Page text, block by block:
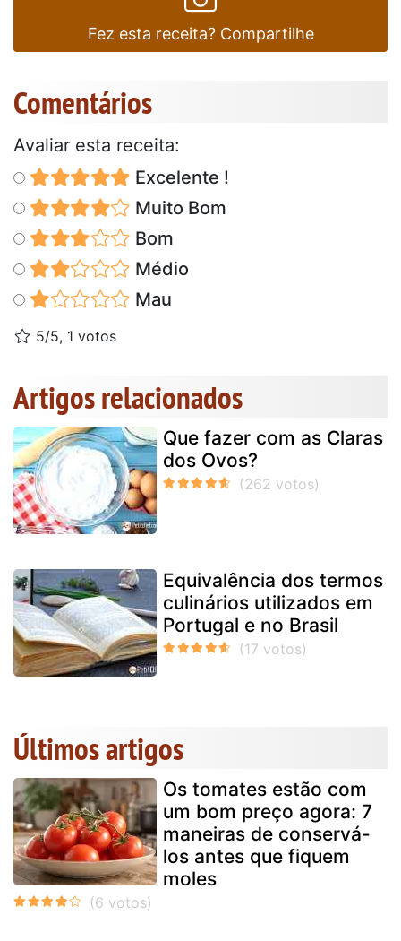
Fez esta receita? Compartilhe
Comentários
Avaliar esta receita:
Excelente !
Muito Bom
Bom
Médio
Mau
5/5, 1 votos
Artigos relacionados
Que fazer com as Claras
dos Ovos?
Equivalência dos termos
culinários utilizados em
Portugal e no Brasil
Últimos artigos
Os tomates estão com
um bom preço agora: 7
maneiras de conservá-
los antes que fiquem
moles